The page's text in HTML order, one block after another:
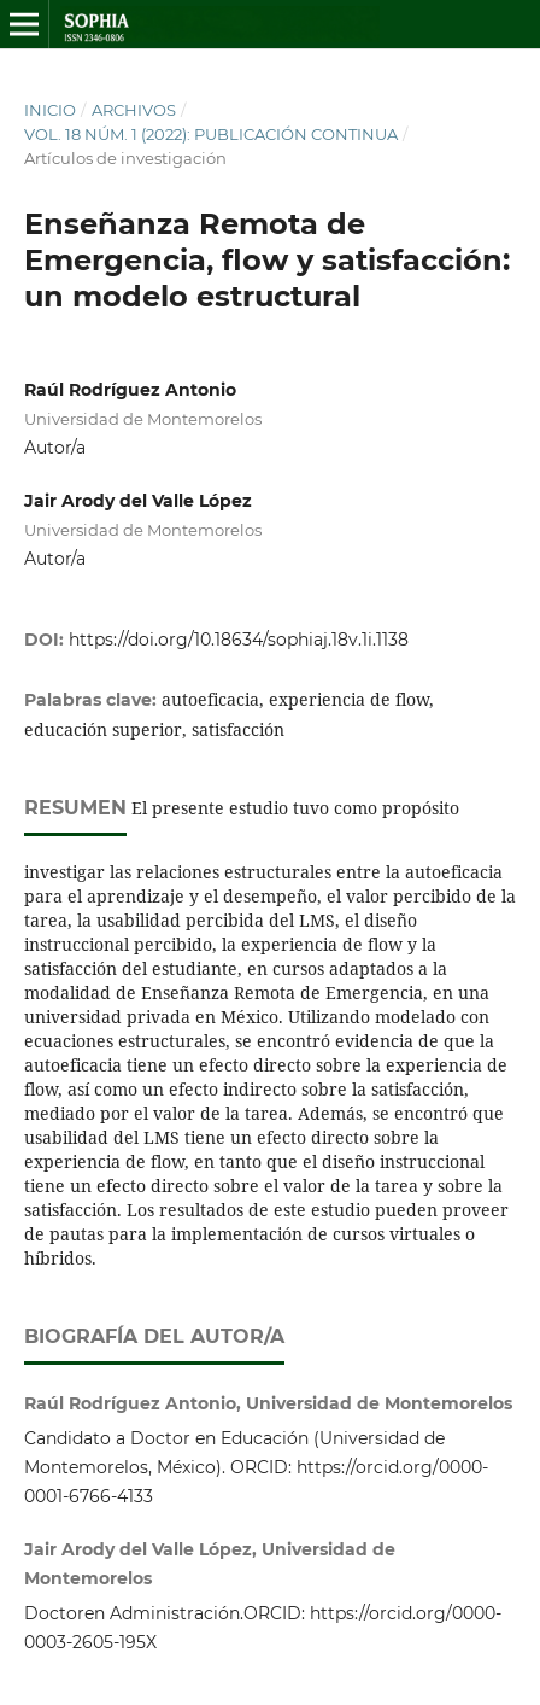
INICIO / ARCHIVOS /
VOL. 18 NÚM. 1 (2022): PUBLICACIÓN CONTINUA /
Artículos de investigación
Enseñanza Remota de
Emergencia, flow y satisfacción:
un modelo estructural
Raúl Rodríguez Antonio
Universidad de Montemorelos
Autor/a
Jair Arody del Valle López
Universidad de Montemorelos
Autor/a
DOI: https://doi.org/10.18634/sophiaj.18v.1i.1138
Palabras clave: autoeficacia, experiencia de flow,
educación superior, satisfacción
RESUMEN El presente estudio tuvo como propósito
investigar las relaciones estructurales entre la autoeficacia
para el aprendizaje y el desempeño, el valor percibido de la
tarea, la usabilidad percibida del LMS, el diseño
instruccional percibido, la experiencia de flow y la
satisfacción del estudiante, en cursos adaptados a la
modalidad de Enseñanza Remota de Emergencia, en una
universidad privada en México. Utilizando modelado con
ecuaciones estructurales, se encontró evidencia de que la
autoeficacia tiene un efecto directo sobre la experiencia de
flow, así como un efecto indirecto sobre la satisfacción,
mediado por el valor de la tarea. Además, se encontró que
usabilidad del LMS tiene un efecto directo sobre la
experiencia de flow, en tanto que el diseño instruccional
tiene un efecto directo sobre el valor de la tarea y sobre la
satisfacción. Los resultados de este estudio pueden proveer
de pautas para la implementación de cursos virtuales o
híbridos.
BIOGRAFÍA DEL AUTOR/A
Raúl Rodríguez Antonio, Universidad de Montemorelos
Candidato a Doctor en Educación (Universidad de
Montemorelos, México). ORCID: https://orcid.org/0000-
0001-6766-4133
Jair Arody del Valle López, Universidad de
Montemorelos
Doctoren Administración.ORCID: https://orcid.org/0000-
0003-2605-195X